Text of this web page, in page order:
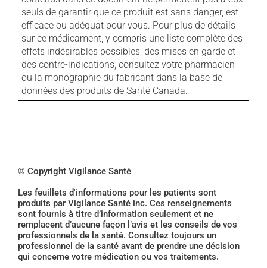
seuls de garantir que ce produit est sans danger, est
efficace ou adéquat pour vous. Pour plus de détails
sur ce médicament, y compris une liste complète des
effets indésirables possibles, des mises en garde et
des contre-indications, consultez votre pharmacien
ou la monographie du fabricant dans la base de
données des produits de Santé Canada.
© Copyright Vigilance Santé
Les feuillets d'informations pour les patients sont
produits par Vigilance Santé inc. Ces renseignements
sont fournis à titre d’information seulement et ne
remplacent d’aucune façon l’avis et les conseils de vos
professionnels de la santé. Consultez toujours un
professionnel de la santé avant de prendre une décision
qui concerne votre médication ou vos traitements.